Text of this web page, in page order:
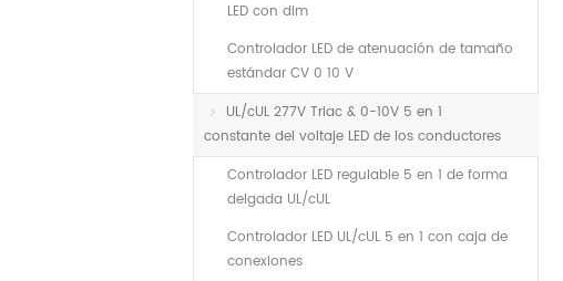
LED con dim
Controlador LED de atenuación de tamaño
estándar CV 0 10 V
UL/cUL 277V Triac & 0-10V 5 en 1
constante del voltaje LED de los conductores
Controlador LED regulable 5 en 1 de forma
delgada UL/cUL
Controlador LED UL/cUL 5 en 1 con caja de
conexiones